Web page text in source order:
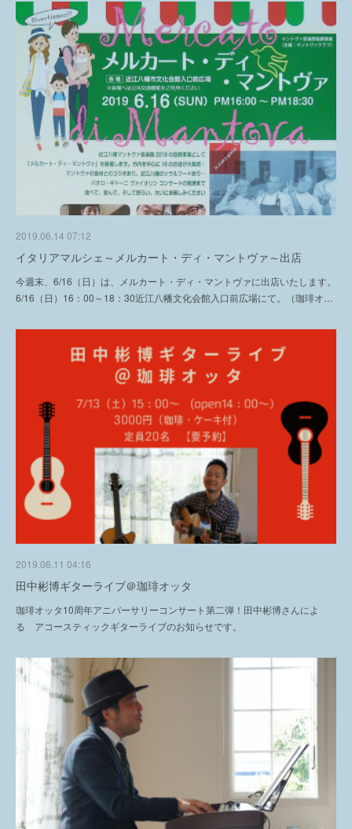
2019.06.14 07:12
イタリアマルシェ～メルカート・ディ・マントヴァ～出店
今週末、6/16（日）は、メルカート・ディ・マントヴァに出店いたします。
6/16（日）16：00～18：30近江八幡文化会館入口前広場にて。（珈琲オ…
2019.06.11 04:16
田中彬博ギターライブ＠珈琲オッタ
珈琲オッタ10周年アニバーサリーコンサート第二弾！田中彬博さんによ
る アコースティックギターライブのお知らせです。